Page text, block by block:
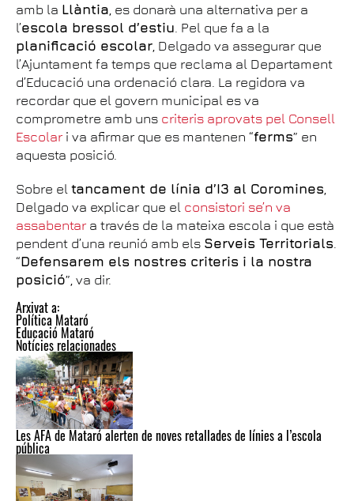
Notícies relacionades
Les AFA de Mataró alerten de noves retallades de línies a l’escola
pública
amb la Llàntia , es donarà una alternativa per a
l’escola bressol d’estiu . Pel que fa a la
planificació escolar , Delgado va assegurar que
l’Ajuntament fa temps que reclama al Departament
d’Educació una ordenació clara. La regidora va
recordar que el govern municipal es va
comprometre amb uns criteris aprovats pel Consell
Escolar i va afirmar que es mantenen “ferms” en
aquesta posició.
Sobre el tancament de línia d’I3 al Coromines
Delgado va explicar que el consistori se’n va
assabentar a través de la mateixa escola i que està
pendent d’una reunió amb els Serveis Territorials
“Defensarem els nostres criteris i la nostra
posició”, va dir.
Arxivat a:
Política Mataró
Educació Mataró